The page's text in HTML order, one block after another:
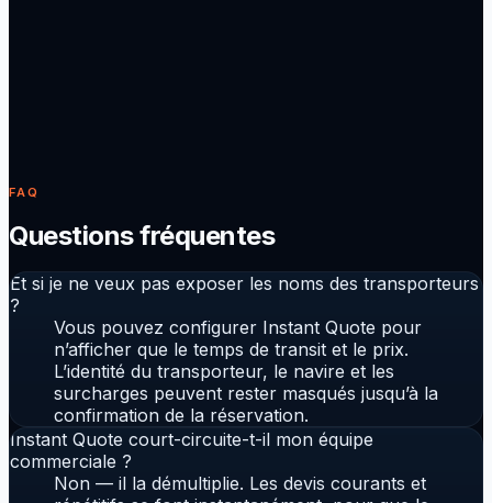
FAQ
Questions fréquentes
Et si je ne veux pas exposer les noms des transporteurs
?
Vous pouvez configurer Instant Quote pour
n’afficher que le temps de transit et le prix.
L’identité du transporteur, le navire et les
surcharges peuvent rester masqués jusqu’à la
confirmation de la réservation.
Instant Quote court-circuite-t-il mon équipe
commerciale ?
Non — il la démultiplie. Les devis courants et